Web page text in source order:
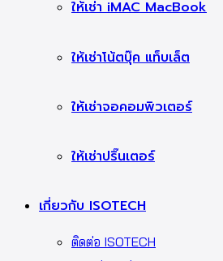
ให้เช่า iMAC MacBook
ให้เช่าโน้ตบุ๊ค แท็บเล็ต
ให้เช่าจอคอมพิวเตอร์
ให้เช่าปริ๊นเตอร์
เกี่ยวกับ ISOTECH
ติดต่อ ISOTECH